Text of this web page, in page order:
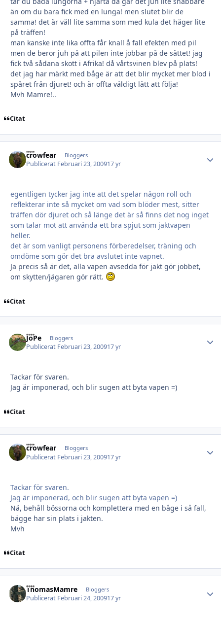
än om du bara fick med en lunga! men slutet blir de
samma! det är väll lite samma som med kula det häger lite
på träffen!
man kanske inte lika offta får knall å fall efekten med pil
men de beror juh på att pilen inte jobbar på de sättet! jag
fick två sådana skott i Afrika! då vårtsvinen blev på plats!
det jag har märkt med båge är att det blir mycket mer blod i
spåret från djuret! och är offta väldigt lätt att följa!
Mvh Mamre!..
Citat
crowfear Bloggers
Publicerat Februari 23, 200917 yr
egentligen tycker jag inte att det spelar någon roll och
reflekterar inte så mycket om vad som blöder mest, sitter
träffen dör djuret och så länge det är så finns det nog inget
som talar mot att använda ett bra spjut som jaktvapen
heller.
det är som vanligt personens förberedelser, träning och
omdöme som gör det bra avslutet inte vapnet.
Ja precis så är det, alla vapen avsedda för jakt gör jobbet,
om skytten/jägaren gör rätt.
Citat
JoPe Bloggers
Publicerat Februari 23, 200917 yr
Tackar för svaren.
Jag är imponerad, och blir sugen att byta vapen =)
Citat
crowfear Bloggers
Publicerat Februari 23, 200917 yr
Tackar för svaren.
Jag är imponerad, och blir sugen att byta vapen =)
Nä, behåll bössorna och komplettera med en båge i så fall,
bägge har sin plats i jakten.
Mvh
Citat
ThomasMamre Bloggers
Publicerat Februari 24, 200917 yr